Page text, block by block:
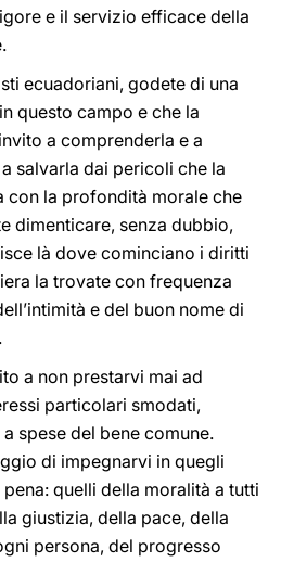
e il servizio efficace della
ecuadoriani, godete di una
questo campo e che la
a comprenderla e a
salvarla dai pericoli che la
con la profondità morale che
dimenticare, senza dubbio,
là dove cominciano i diritti
la trovate con frequenza
e del buon nome di
a non prestarvi mai ad
particolari smodati,
spese del bene comune.
di impegnarvi in quegli
quelli della moralità a tutti
giustizia, della pace, della
persona, del progresso